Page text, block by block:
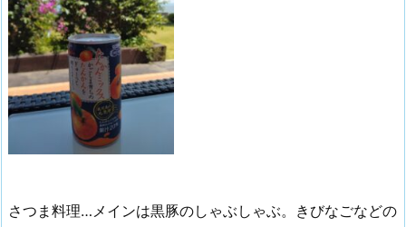
さつま料理…メインは黒豚のしゃぶしゃぶ。きびなごなどの